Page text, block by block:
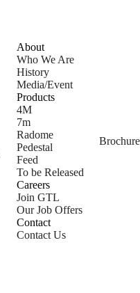
About
Who We Are
History
Media/Event
Products
4M
7m
Radome
Pedestal
Feed
To be Released
Careers
Join GTL
Our Job Offers
Contact
Contact Us
Brochure